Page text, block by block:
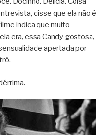
disse que ela não é
indica que muito
era, essa Candy gostosa,
apertada por